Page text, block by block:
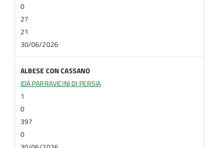
0
27
21
30/06/2026
ALBESE CON CASSANO
IDA PARRAVICINI DI PERSIA
1
0
397
0